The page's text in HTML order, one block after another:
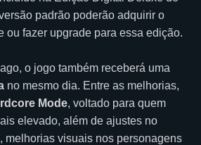
padrão poderão adquirir o
ou fazer upgrade para essa edição.
o jogo também receberá uma
no mesmo dia. Entre as melhorias,
Mode, voltado para quem
elevado, além de ajustes no
melhorias visuais nos personagens